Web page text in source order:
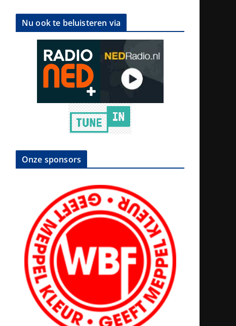
Nu ook te beluisteren via
Onze sponsors